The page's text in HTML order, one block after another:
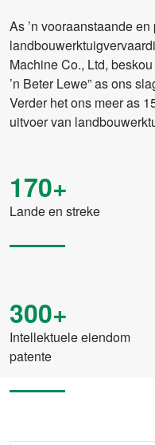
As ’n vooraanstaande
Machine Co., Ltd,
’n Beter Lewe” as ons
Verder het ons meer as
uitvoer van
170+
Lande en streke
300+
Intellektuele eiendom
patente